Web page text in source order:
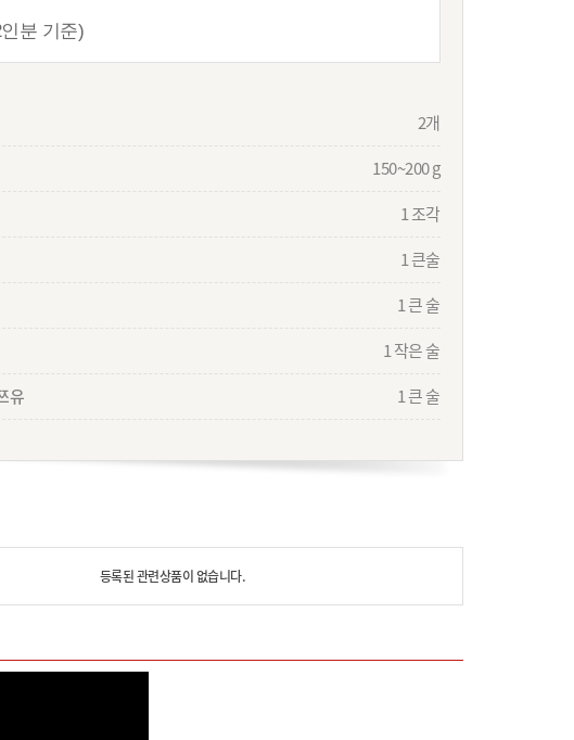
분 기준)
2개
150~200 g
1 조각
1 큰술
1 큰 술
1 작은 술
유
1 큰 술
등록된 관련상품이 없습니다.